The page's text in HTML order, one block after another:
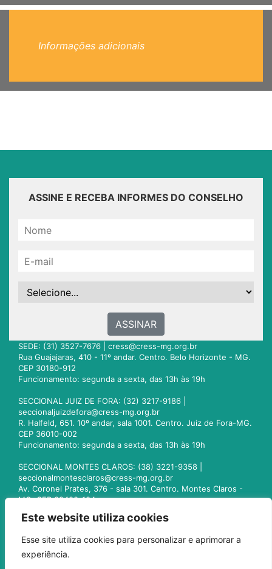
Este website utiliza cookies
Esse site utiliza cookies para personalizar e aprimorar a
experiência.
Informações adicionais
ASSINE E RECEBA INFORMES DO CONSELHO
ASSINAR
SEDE: (31) 3527-7676 | cress@cress-mg.org.br
Rua Guajajaras, 410 - 11º andar. Centro. Belo Horizonte - MG.
CEP 30180-912
Funcionamento: segunda a sexta, das 13h às 19h
SECCIONAL JUIZ DE FORA: (32) 3217-9186 |
seccionaljuizdefora@cress-mg.org.br
R. Halfeld, 651. 10º andar, sala 1001. Centro. Juiz de Fora-MG.
CEP 36010-002
Funcionamento: segunda a sexta, das 13h às 19h
SECCIONAL MONTES CLAROS: (38) 3221-9358 |
seccionalmontesclaros@cress-mg.org.br
Av. Coronel Prates, 376 - sala 301. Centro. Montes Claros -
MG. CEP 39400-104
seccionaluberlandia@cress-mg.org.br
Av. Afonso Pena, 547 - sala 101. Uberlândia - MG. CEP